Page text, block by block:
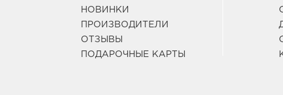
НОВИНКИ
ПРОИЗВОДИТЕЛИ
ОТЗЫВЫ
ПОДАРОЧНЫЕ КАРТЫ